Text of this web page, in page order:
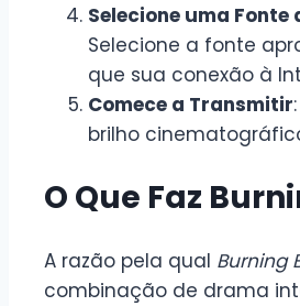
Selecione uma Fonte
Selecione a fonte
que sua conexão à
Comece a Transmitir
brilho
O Que Faz
A razão pela qual Burning
combinação de drama